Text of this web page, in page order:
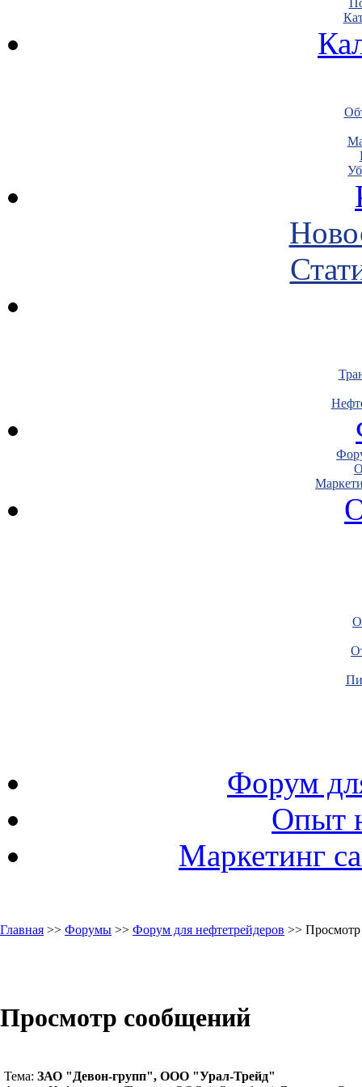
Форум
Опыт
Маркетинг
Главная >> Форумы >> Форум для нефтетрейдеров >>
Просмотр сообщений
Тема: ЗАО "Девон-групп", ООО "Урал-Трейд"